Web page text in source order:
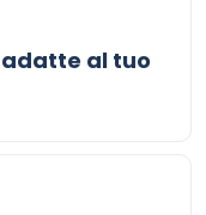
al tuo